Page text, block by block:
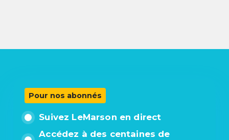
Pour nos abonnés
Suivez LeMarson en direct
Accédez à des centaines de